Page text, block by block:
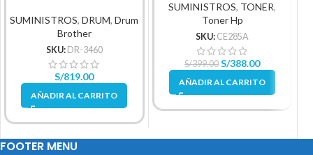
SUMINISTROS,DRUM,Drum
Brother
SKU: DR-3460
S/819.00
AÑADIR AL CARRITO
SUMINISTROS, TONER,
Toner Hp
SKU: CE285A
S/399.00 S/388.00
AÑADIR AL CARRITO
FOOTER MENU